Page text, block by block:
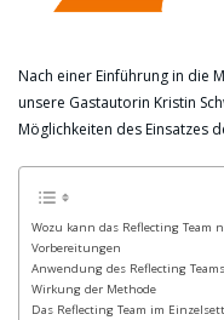
Nach einer Einführung in die
unsere Gastautorin Kristin
Möglichkeiten des Einsatzes
Wozu kann das Reflecting Team
Vorbereitungen
Anwendung des Reflecting Teams
Wirkung der Methode
Das Reflecting Team im